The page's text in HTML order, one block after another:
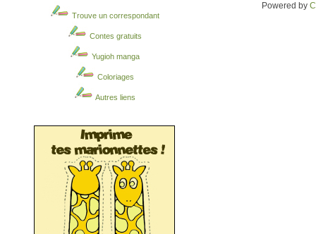
Trouve un correspondant
Contes gratuits
Yugioh manga
Coloriages
Autres liens
Powered by